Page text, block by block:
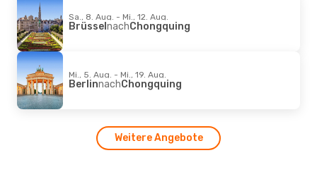
Sa., 8. Aug. - Mi., 12. Aug.
BrüsselnachChongquing
Mi., 5. Aug. - Mi., 19. Aug.
BerlinnachChongquing
Weitere Angebote